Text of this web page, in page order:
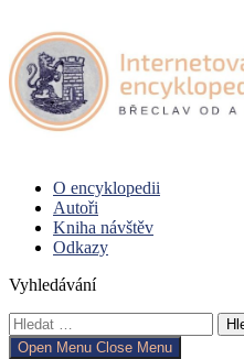
content
O encyklopedii
Autoři
Kniha návštěv
Odkazy
Vyhledávání
Vyhledávání
Open Menu Close Menu